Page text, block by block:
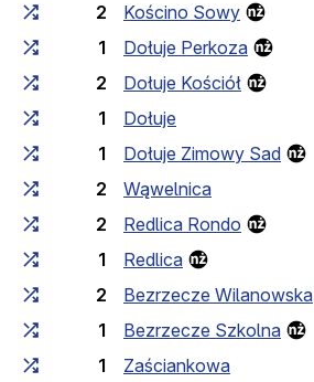
2
Kościno Sowy
1
Dołuje Perkoza
2
Dołuje Kościół
1
Dołuje
1
Dołuje Zimowy Sad
2
Wąwelnica
2
Redlica Rondo
1
Redlica
2
Bezrzecze Wilanowska
1
Bezrzecze Szkolna
1
Zaściankowa